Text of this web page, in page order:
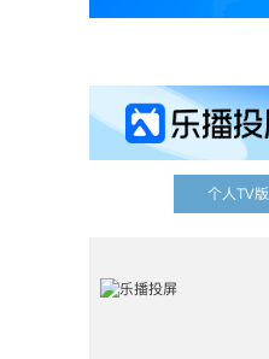
个人TV版